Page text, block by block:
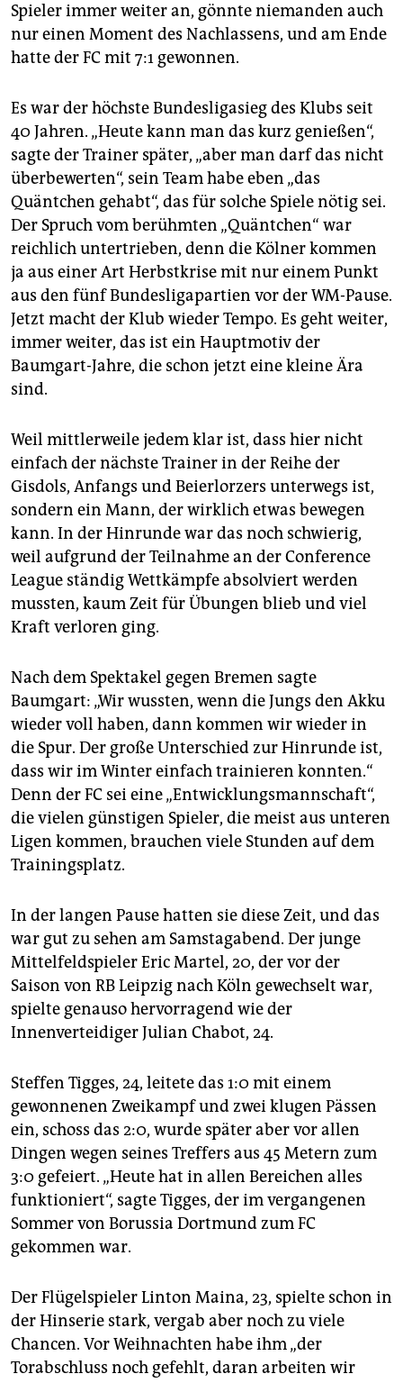
Spieler immer weiter an, gönnte niemanden auch
nur einen Moment des Nachlassens, und am Ende
hatte der FC mit 7:1 gewonnen.
Es war der höchste Bundesligasieg des Klubs seit
40 Jahren. „Heute kann man das kurz genießen“,
sagte der Trainer später, „aber man darf das nicht
überbewerten“, sein Team habe eben „das
Quäntchen gehabt“, das für solche Spiele nötig sei.
Der Spruch vom berühmten „Quäntchen“ war
reichlich untertrieben, denn die Kölner kommen
ja aus einer Art Herbstkrise mit nur einem Punkt
aus den fünf Bundesligapartien vor der WM-Pause.
Jetzt macht der Klub wieder Tempo. Es geht weiter,
immer weiter, das ist ein Hauptmotiv der
Baumgart-Jahre, die schon jetzt eine kleine Ära
sind.
Weil mittlerweile jedem klar ist, dass hier nicht
einfach der nächste Trainer in der Reihe der
Gisdols, Anfangs und Beierlorzers unterwegs ist,
sondern ein Mann, der wirklich etwas bewegen
kann. In der Hinrunde war das noch schwierig,
weil aufgrund der Teilnahme an der Conference
League ständig Wettkämpfe absolviert werden
mussten, kaum Zeit für Übungen blieb und viel
Kraft verloren ging.
Nach dem Spektakel gegen Bremen sagte
Baumgart: „Wir wussten, wenn die Jungs den Akku
wieder voll haben, dann kommen wir wieder in
die Spur. Der große Unterschied zur Hinrunde ist,
dass wir im Winter einfach trainieren konnten.“
Denn der FC sei eine „Entwicklungsmannschaft“,
die vielen günstigen Spieler, die meist aus unteren
Ligen kommen, brauchen viele Stunden auf dem
Trainingsplatz.
In der langen Pause hatten sie diese Zeit, und das
war gut zu sehen am Samstagabend. Der junge
Mittelfeldspieler Eric Martel, 20, der vor der
Saison von RB Leipzig nach Köln gewechselt war,
spielte genauso hervorragend wie der
Innenverteidiger Julian Chabot, 24.
Steffen Tigges, 24, leitete das 1:0 mit einem
gewonnenen Zweikampf und zwei klugen Pässen
ein, schoss das 2:0, wurde später aber vor allen
Dingen wegen seines Treffers aus 45 Metern zum
3:0 gefeiert. „Heute hat in allen Bereichen alles
funktioniert“, sagte Tigges, der im vergangenen
Sommer von Borussia Dortmund zum FC
gekommen war.
Der Flügelspieler Linton Maina, 23, spielte schon in
der Hinserie stark, vergab aber noch zu viele
Chancen. Vor Weihnachten habe ihm „der
Torabschluss noch gefehlt, daran arbeiten wir